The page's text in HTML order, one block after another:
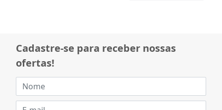
Cadastre-se para receber nossas
ofertas!